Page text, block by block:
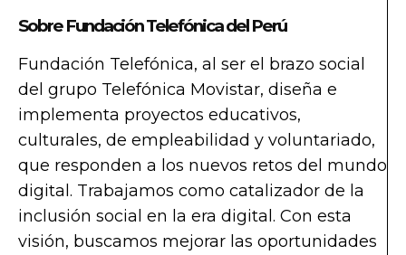
Sobre Fundación Telefónica del Perú
Fundación Telefónica, al ser el brazo social
del grupo Telefónica Movistar, diseña e
implementa proyectos educativos,
culturales, de empleabilidad y voluntariado,
que responden a los nuevos retos del mundo
digital. Trabajamos como catalizador de la
inclusión social en la era digital. Con esta
visión, buscamos mejorar las oportunidades